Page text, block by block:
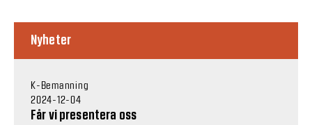
Nyheter
K-Bemanning
2024-12-04
Får vi presentera oss